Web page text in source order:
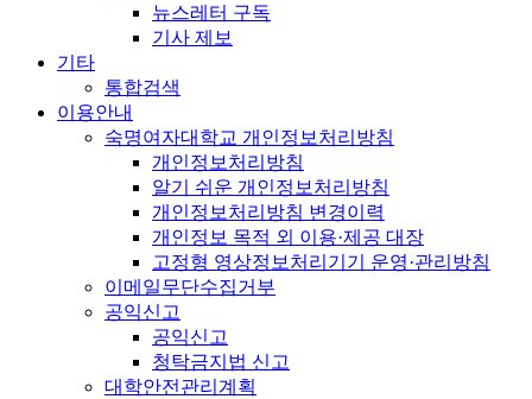
뉴스레터 구독
기사 제보
기타
통합검색
이용안내
숙명여자대학교 개인정보처리방침
개인정보처리방침
알기 쉬운 개인정보처리방침
개인정보처리방침 변경이력
개인정보 목적 외 이용·제공 대장
고정형 영상정보처리기기 운영·관리방침
이메일무단수집거부
공익신고
공익신고
청탁금지법 신고
대학안전관리계획